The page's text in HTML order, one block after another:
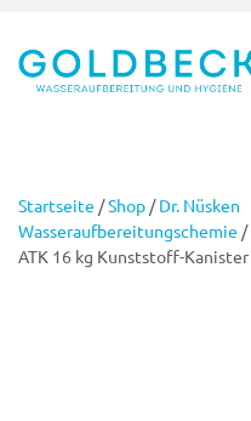
Startseite /Shop /Dr. Nüsken
Wasseraufbereitungschemie /
ATK 16 kg Kunststoff-Kanister